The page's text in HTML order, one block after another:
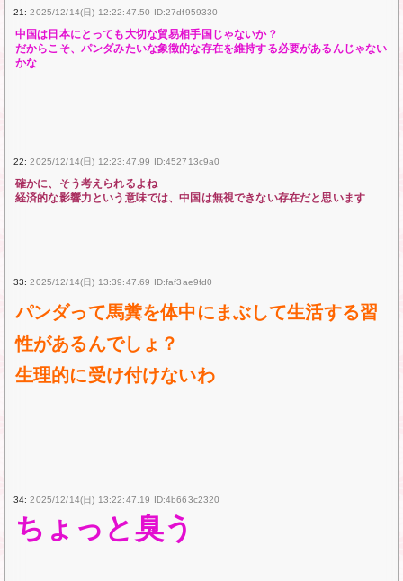
21: 2025/12/14(日) 12:22:47.50 ID:27df959330
中国は日本にとっても大切な貿易相手国じゃないか？
だからこそ、パンダみたいな象徴的な存在を維持する必要があるんじゃない
かな
22: 2025/12/14(日) 12:23:47.99 ID:452713c9a0
確かに、そう考えられるよね
経済的な影響力という意味では、中国は無視できない存在だと思います
33: 2025/12/14(日) 13:39:47.69 ID:faf3ae9fd0
パンダって馬糞を体中にまぶして生活する習
性があるんでしょ？
生理的に受け付けないわ
34: 2025/12/14(日) 13:22:47.19 ID:4b663c2320
ちょっと臭う